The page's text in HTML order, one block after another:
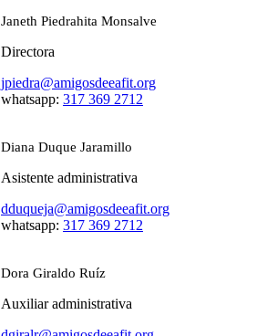
Janeth Piedrahita Monsalve
Directora
jpiedra@amigosdeeafit.org
whatsapp: 317 369 2712
Diana Duque Jaramillo
Asistente administrativa
dduqueja@amigosdeeafit.org
whatsapp: 317 369 2712
Dora Giraldo Ruíz
Auxiliar administrativa